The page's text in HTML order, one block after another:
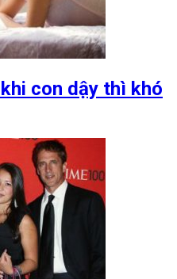
con dậy thì khó